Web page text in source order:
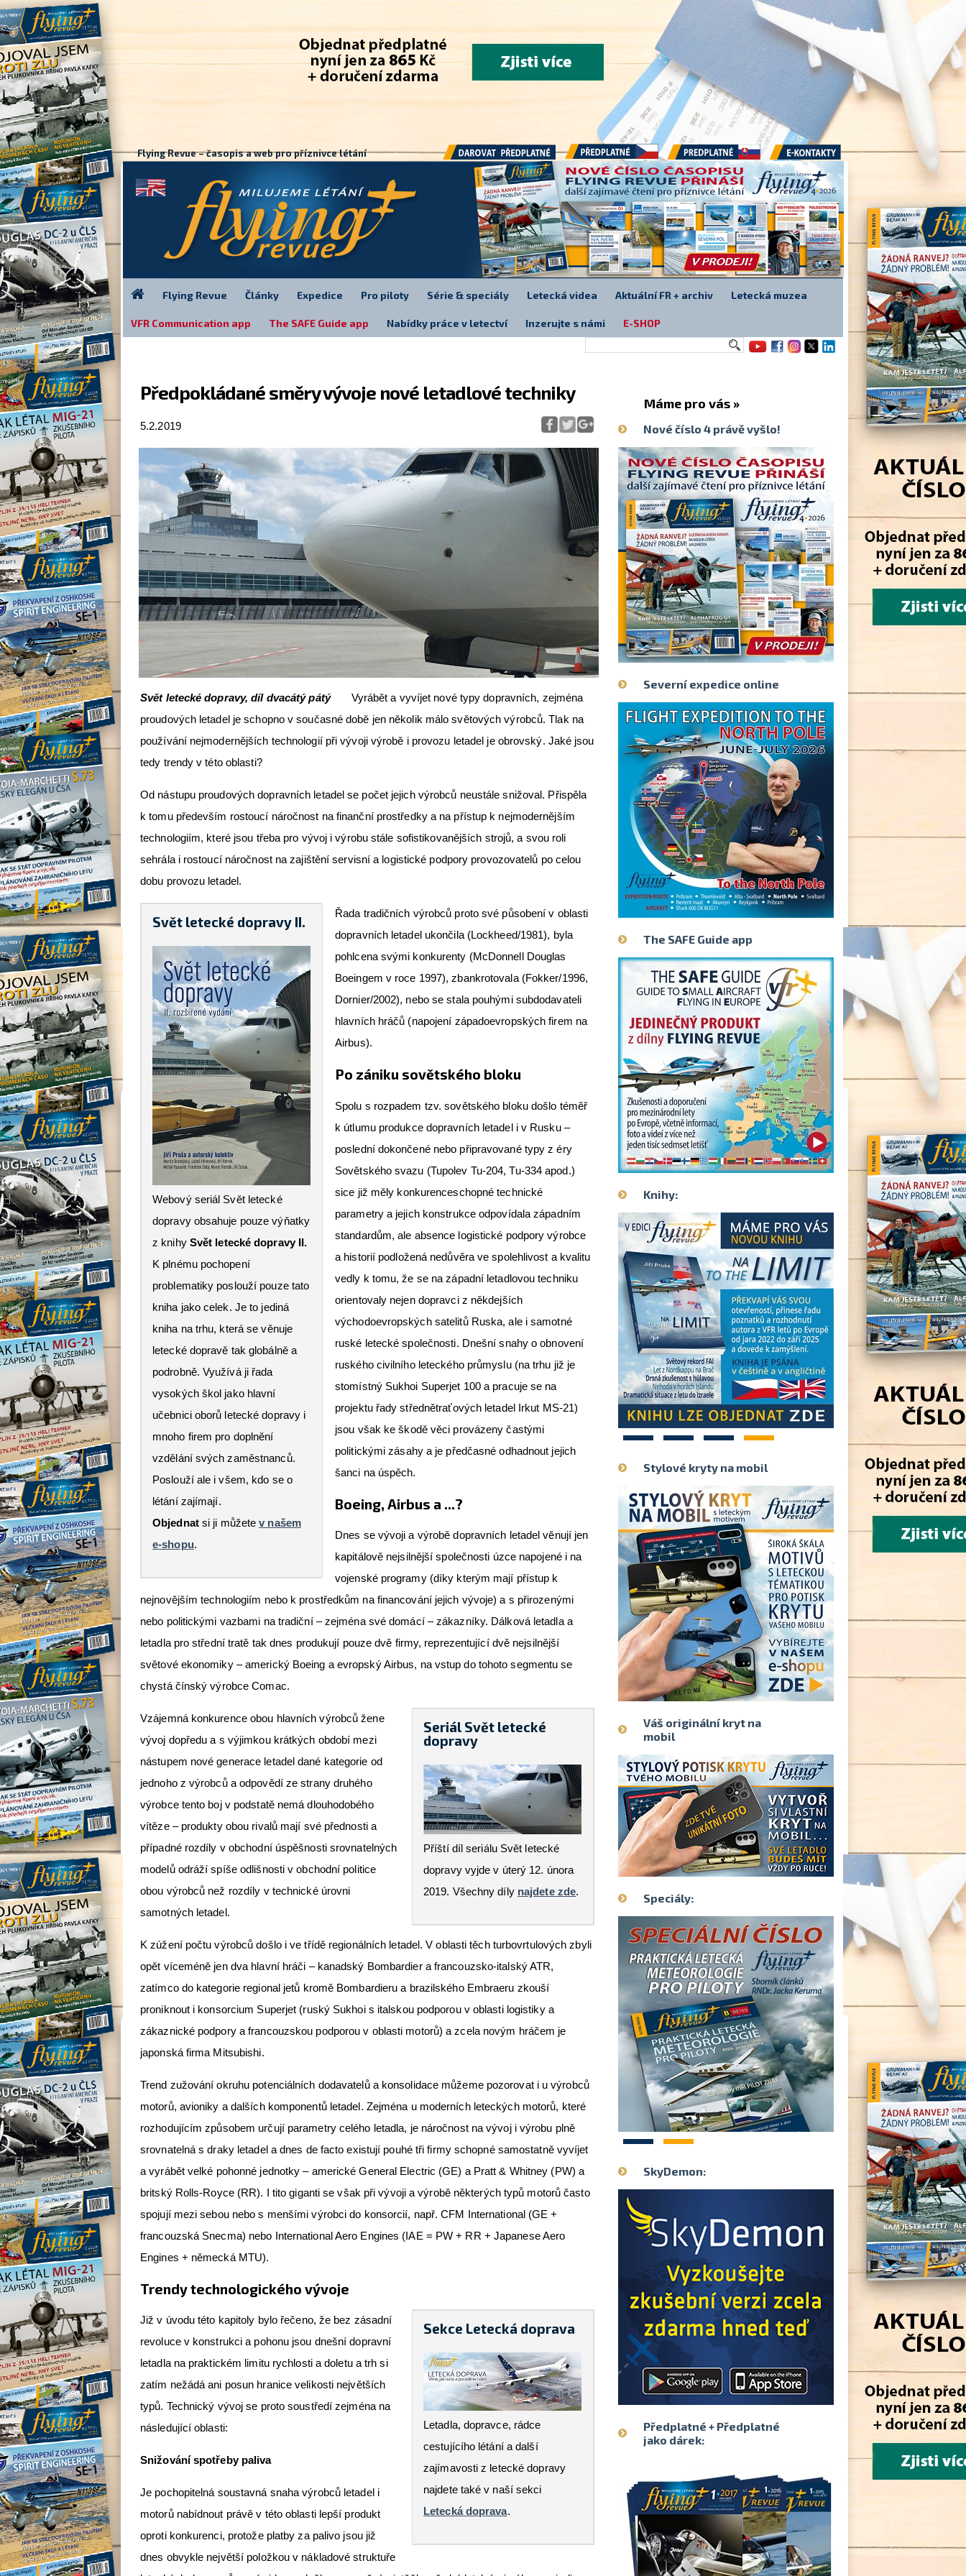
Předpokládané směry vývoje nové letadlové techniky
5.2.2019
Svět letecké dopravy, díl dvacátý pátýVyrábět a vyvíjet nové typy dopravních, zejména
proudových letadel je schopno v současné době jen několik málo světových výrobců. Tlak na
používání nejmodernějších technologií při vývoji výrobě i provozu letadel je obrovský. Jaké jsou
tedy trendy v této oblasti?
Od nástupu proudových dopravních letadel se počet jejich výrobců neustále snižoval. Přispěla
k tomu především rostoucí náročnost na finanční prostředky a na přístup k nejmodernějším
technologiím, které jsou třeba pro vývoj i výrobu stále sofistikovanějších strojů, a svou roli
sehrála i rostoucí náročnost na zajištění servisní a logistické podpory provozovatelů po celou
dobu provozu letadel.
Svět letecké dopravy II.
Webový seriál Svět letecké
dopravy obsahuje pouze výňatky
z knihy Svět letecké dopravy II.
K plnému pochopení
problematiky poslouží pouze tato
kniha jako celek. Je to jediná
kniha na trhu, která se věnuje
letecké dopravě tak globálně a
podrobně. Využívá ji řada
vysokých škol jako hlavní
učebnici oborů letecké dopravy i
mnoho firem pro doplnění
vzdělání svých zaměstnanců.
Poslouží ale i všem, kdo se o
létání zajímají.
Objednatsi ji můžetev našem
e-shopu.
Řada tradičních výrobců proto své působení v oblasti
dopravních letadel ukončila (Lockheed/1981), byla
pohlcena svými konkurenty (McDonnell Douglas
Boeingem v roce 1997), zbankrotovala (Fokker/1996,
Dornier/2002), nebo se stala pouhými subdodavateli
hlavních hráčů (napojení západoevropských firem na
Airbus).
Po zániku sovětského bloku
Spolu s rozpadem tzv. sovětského bloku došlo téměř
k útlumu produkce dopravních letadel i v Rusku –
poslední dokončené nebo připravované typy z éry
Sovětského svazu (Tupolev Tu-204, Tu-334 apod.)
sice již měly konkurenceschopné technické
parametry a jejich konstrukce odpovídala západním
standardům, ale absence logistické podpory výrobce
a historií podložená nedůvěra ve spolehlivost a kvalitu
vedly k tomu, že se na západní letadlovou techniku
orientovaly nejen dopravci z někdejších
východoevropských satelitů Ruska, ale i samotné
ruské letecké společnosti. Dnešní snahy o obnovení
ruského civilního leteckého průmyslu (na trhu již je
stomístný Sukhoi Superjet 100 a pracuje se na
projektu řady střednětraťových letadel Irkut MS-21)
jsou však ke škodě věci provázeny častými
politickými zásahy a je předčasné odhadnout jejich
šanci na úspěch.
Boeing, Airbus a ...?
Dnes se vývoji a výrobě dopravních letadel věnují jen
kapitálově nejsilnější společnosti úzce napojené i na
vojenské programy (díky kterým mají přístup k
nejnovějším technologiím nebo k prostředkům na financování jejich vývoje) a s přirozenými
nebo politickými vazbami na tradiční – zejména své domácí – zákazníky. Dálková letadla a
letadla pro střední tratě tak dnes produkují pouze dvě firmy, reprezentující dvě nejsilnější
světové ekonomiky – americký Boeing a evropský Airbus, na vstup do tohoto segmentu se
chystá čínský výrobce Comac.
Seriál Svět letecké
dopravy
Příští díl seriálu Svět letecké
dopravy vyjde v úterý 12. února
2019. Všechny díly najdete zde.
Vzájemná konkurence obou hlavních výrobců žene
vývoj dopředu a s výjimkou krátkých období mezi
nástupem nové generace letadel dané kategorie od
jednoho z výrobců a odpovědí ze strany druhého
výrobce tento boj v podstatě nemá dlouhodobého
vítěze – produkty obou rivalů mají své přednosti a
případné rozdíly v obchodní úspěšnosti srovnatelných
modelů odráží spíše odlišnosti v obchodní politice
obou výrobců než rozdíly v technické úrovni
samotných letadel.
K zúžení počtu výrobců došlo i ve třídě regionálních letadel. V oblasti těch turbovrtulových zbyli
opět víceméně jen dva hlavní hráči – kanadský Bombardier a francouzsko-italský ATR,
zatímco do kategorie regional jetů kromě Bombardieru a brazilského Embraeru zkouší
proniknout i konsorcium Superjet (ruský Sukhoi s italskou podporou v oblasti logistiky a
zákaznické podpory a francouzskou podporou v oblasti motorů) a zcela novým hráčem je
japonská firma Mitsubishi.
Trend zužování okruhu potenciálních dodavatelů a konsolidace můžeme pozorovat i u výrobců
motorů, avioniky a dalších komponentů letadel. Zejména u moderních leteckých motorů, které
rozhodujícím způsobem určují parametry celého letadla, je náročnost na vývoj i výrobu plně
srovnatelná s draky letadel a dnes de facto existují pouhé tři firmy schopné samostatně vyvíjet
a vyrábět velké pohonné jednotky – americké General Electric (GE) a Pratt & Whitney (PW) a
britský Rolls-Royce (RR). I tito giganti se však při vývoji a výrobě některých typů motorů často
spojují mezi sebou nebo s menšími výrobci do konsorcií, např. CFM International (GE +
francouzská Snecma) nebo International Aero Engines (IAE = PW + RR + Japanese Aero
Engines + německá MTU).
Trendy technologického vývoje
Sekce Letecká doprava
Letadla, dopravce, rádce
cestujícího létání a další
zajímavosti z letecké dopravy
najdete také v naší sekci
Letecká doprava.
Již v úvodu této kapitoly bylo řečeno, že bez zásadní
revoluce v konstrukci a pohonu jsou dnešní dopravní
letadla na praktickém limitu rychlosti a doletu a trh si
zatím nežádá ani posun hranice velikosti největších
typů. Technický vývoj se proto soustředí zejména na
následující oblasti:
Snižování spotřeby paliva
Je pochopitelná soustavná snaha výrobců letadel i
motorů nabídnout právě v této oblasti lepší produkt
oproti konkurenci, protože platby za palivo jsou již
dnes obvykle největší položkou v nákladové struktuře
Máme pro vás »
Nové číslo 4 právě vyšlo!
Severní expedice online
The SAFE Guide app
Knihy:
1 2 3 4
Stylové kryty na mobil
Váš originální kryt na
mobil
Speciály:
1 2
SkyDemon:
Předplatné + Předplatné
jako dárek:
Flying Revue – časopis a web pro příznivce létání
Darovat předplatné Předplatné Předplatné E-kontakty
Flying Revue Články Expedice Pro piloty Série & speciály Letecká videa Aktuální FR + archiv Letecká muzea
VFR Communication app The SAFE Guide app Nabídky práce v letectví Inzerujte s námi E-SHOP